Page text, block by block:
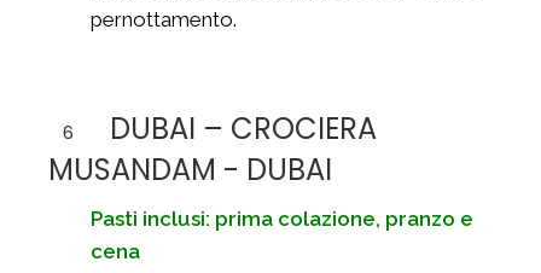
pernottamento.
6
DUBAI – CROCIERA
MUSANDAM - DUBAI
Pasti inclusi: prima colazione, pranzo e
cena